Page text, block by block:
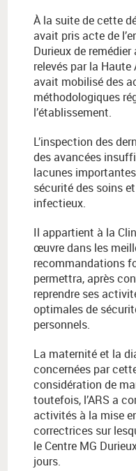
À la suite de cette
avait pris acte de
Durieux de
relevés par la Haute
avait mobilisé des
méthodologiques
l’établissement.
L’inspection des
des avancées
lacunes
sécurité des soins
infectieux.
Il appartient à la
œuvre dans les
recommandations
permettra, après
reprendre ses
optimales de
personnels.
La maternité et la
concernées par
considération de
toutefois, l’ARS a
activités à la mise
correctrices sur
le Centre MG
jours.